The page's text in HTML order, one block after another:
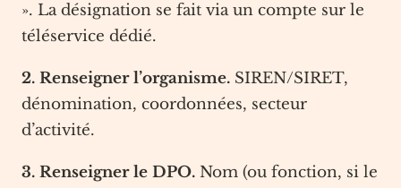
». La désignation se fait via un compte sur le
téléservice dédié.
2. Renseigner l’organisme. SIREN/SIRET,
dénomination, coordonnées, secteur
d’activité.
3. Renseigner le DPO. Nom (ou fonction, si le